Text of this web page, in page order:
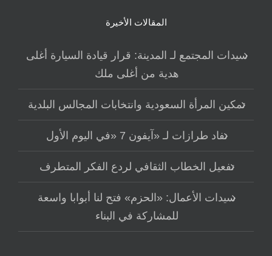
المقالات الأخيرة
سيدات المجتمع لـ المدينة: قرار قيادة السيارة أغلى
هدية من أغلى ملك
تمكين المرأة السعودية وانتخابات المجالس البلدية
نفاد طرازات لـ «آيفون 7 «في اليوم الأول
تفعيل الخطاب الثقافي لردع الفكر المتطرف
سيدات الأعمال: «الحزم» فتح لنا أبوابا واسعة
للمشاركة في البناء